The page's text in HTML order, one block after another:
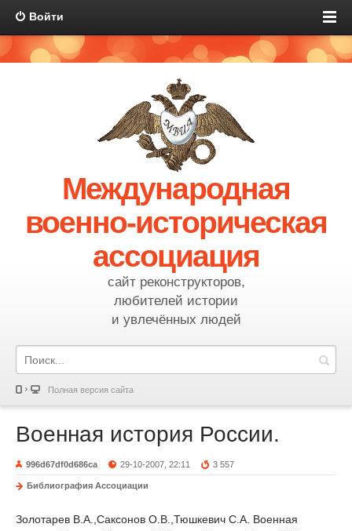
Войти
Международная
военно-историческая
ассоциация
сайт реконструкторов,
любителей истории
и увлечённых людей
Полная версия сайта
Военная история России.
996d67df0d686ca 29-10-2007, 22:11 3 557
Библиография Ассоциации
Золотарев В.А.,Саксонов О.В.,Тюшкевич С.А. Военная